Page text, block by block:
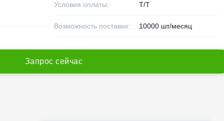
Условия оплаты: Т/Т
Возможность поставки: 10000 шт/месяц
Запрос сейчас